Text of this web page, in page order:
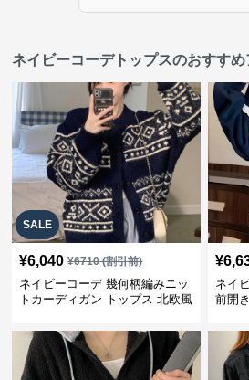
ネイビーコーデトップスのおすすめ
SALE
¥6,040 ¥6710(割引前)
ネイビーコーデ 幾何柄編みニッ
トカーディガン トップス 北欧風
¥
ネイ
前開